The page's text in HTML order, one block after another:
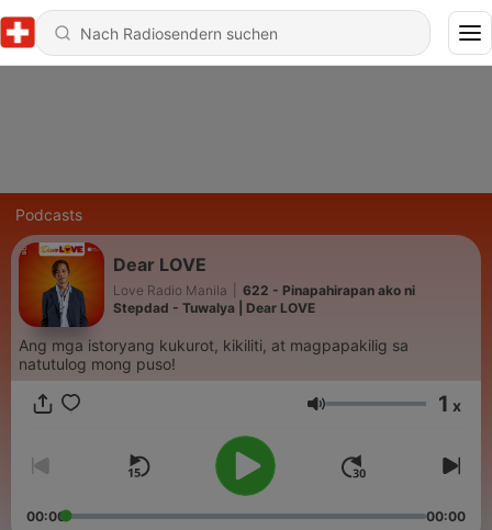
Podcasts
Dear LOVE
Love Radio Manila
622 - Pinapahirapan ako ni
Stepdad - Tuwalya | Dear LOVE
Ang mga istoryang kukurot, kikiliti, at magpapakilig sa
natutulog mong puso!
Lautstärke 1 x
00:00 00:00